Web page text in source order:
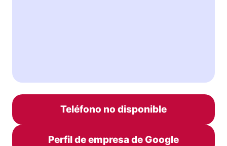
Teléfono no disponible
Perfil de empresa de Google